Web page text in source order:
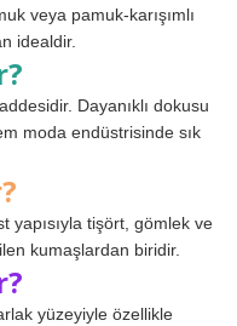
veya pamuk-karışımlı
idealdir.
Dayanıklı dokusu
moda endüstrisinde sık
yapısıyla tişört, gömlek ve
kumaşlardan biridir.
yüzeyiyle özellikle